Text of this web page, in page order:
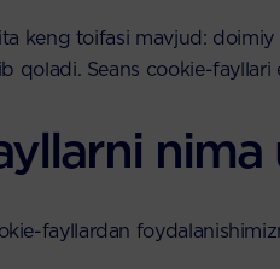
keng toifasi mavjud:
qoladi. Seans cookie-
fayllardan